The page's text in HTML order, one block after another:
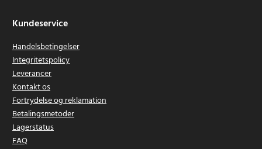
Kundeservice
Handelsbetingelser
Integritetspolicy
Leverancer
Kontakt os
Fortrydelse og reklamation
Betalingsmetoder
Lagerstatus
FAQ